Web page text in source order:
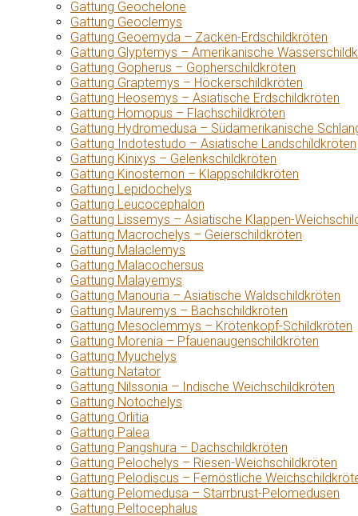
Gattung Geochelone
Gattung Geoclemys
Gattung Geoemyda – Zacken-Erdschildkröten
Gattung Glyptemys – Amerikanische
Gattung Gopherus – Gopherschildkröten
Gattung Graptemys – Höckerschildkröten
Gattung Heosemys – Asiatische Erdschildkröten
Gattung Homopus – Flachschildkröten
Gattung Hydromedusa – Südamerikanische
Gattung Indotestudo – Asiatische Landschildkröten
Gattung Kinixys – Gelenkschildkröten
Gattung Kinosternon – Klappschildkröten
Gattung Lepidochelys
Gattung Leucocephalon
Gattung Lissemys – Asiatische Klappen-
Gattung Macrochelys – Geierschildkröten
Gattung Malaclemys
Gattung Malacochersus
Gattung Malayemys
Gattung Manouria – Asiatische Waldschildkröten
Gattung Mauremys – Bachschildkröten
Gattung Mesoclemmys – Krötenkopf-Schildkröten
Gattung Morenia – Pfauenaugenschildkröten
Gattung Myuchelys
Gattung Natator
Gattung Nilssonia – Indische Weichschildkröten
Gattung Notochelys
Gattung Orlitia
Gattung Palea
Gattung Pangshura – Dachschildkröten
Gattung Pelochelys – Riesen-Weichschildkröten
Gattung Pelodiscus – Fernöstliche
Gattung Pelomedusa – Starrbrust-Pelomedusen
Gattung Peltocephalus